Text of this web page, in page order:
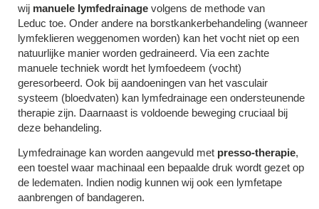
wij manuele lymfedrainage volgens de methode van
Leduc toe. Onder andere na borstkankerbehandeling (wanneer
lymfeklieren weggenomen worden) kan het vocht niet op een
natuurlijke manier worden gedraineerd. Via een zachte
manuele techniek wordt het lymfoedeem (vocht)
geresorbeerd. Ook bij aandoeningen van het vasculair
systeem (bloedvaten) kan lymfedrainage een ondersteunende
therapie zijn. Daarnaast is voldoende beweging cruciaal bij
deze behandeling.
Lymfedrainage kan worden aangevuld met presso-therapie,
een toestel waar machinaal een bepaalde druk wordt gezet op
de ledematen. Indien nodig kunnen wij ook een lymfetape
aanbrengen of bandageren.